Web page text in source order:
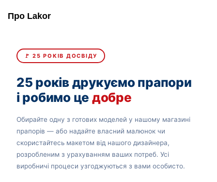
Про Lakor
🚩 25 РОКІВ ДОСВІДУ
25 років друкуємо прапори
і робимо це добре
Обирайте одну з готових моделей у нашому магазині
прапорів — або надайте власний малюнок чи
скористайтесь макетом від нашого дизайнера,
розробленим з урахуванням ваших потреб. Усі
виробничі процеси узгоджуються з вами особисто.